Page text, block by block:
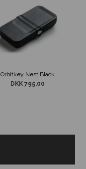
Orbitkey Nest Black
DKK 795,00